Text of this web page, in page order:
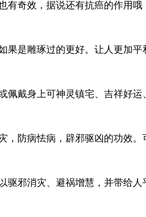
奇效，据说还有抗癌的作用哦
是雕琢过的更好。让人更加平
戴身上可神灵镇宅、吉祥好运
防病怯病，辟邪驱凶的功效
邪消灾、避祸增慧，并带给人